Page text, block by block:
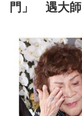
門」 遇大師